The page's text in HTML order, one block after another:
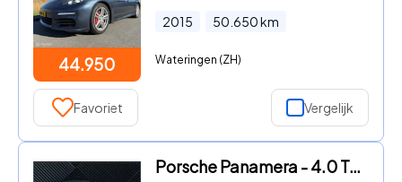
44.950
2015 50.650km
Wateringen (ZH)
Favoriet Vergelijk
Porsche Panamera - 4.0 Turbo S E-Hybrid ACC Headup PDLS+ Bose Achterasbest. Spo